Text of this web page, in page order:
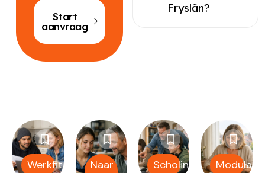
Start
aanvraag
Fryslân?
Werkfit
Naar
Scholing Modulair